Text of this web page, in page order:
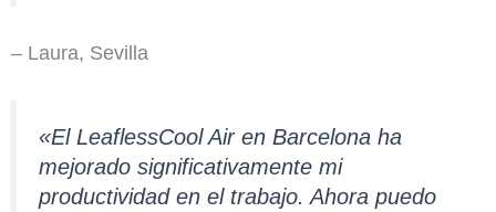
– Laura, Sevilla
«El LeaflessCool Air en Barcelona ha
mejorado significativamente mi
productividad en el trabajo. Ahora puedo